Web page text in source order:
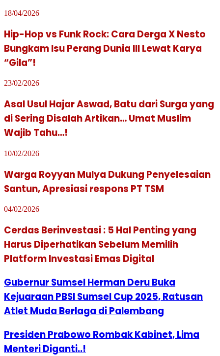
18/04/2026
Hip-Hop vs Funk Rock: Cara Derga X Nesto
Bungkam Isu Perang Dunia III Lewat Karya
“Gila”!
23/02/2026
Asal Usul Hajar Aswad, Batu dari Surga yang
di Sering Disalah Artikan… Umat Muslim
Wajib Tahu…!
10/02/2026
Warga Royyan Mulya Dukung Penyelesaian
Santun, Apresiasi respons PT TSM
04/02/2026
Cerdas Berinvestasi : 5 Hal Penting yang
Harus Diperhatikan Sebelum Memilih
Platform Investasi Emas Digital
Gubernur Sumsel Herman Deru Buka
Kejuaraan PBSI Sumsel Cup 2025, Ratusan
Atlet Muda Berlaga di Palembang
Presiden Prabowo Rombak Kabinet, Lima
Menteri Diganti..!